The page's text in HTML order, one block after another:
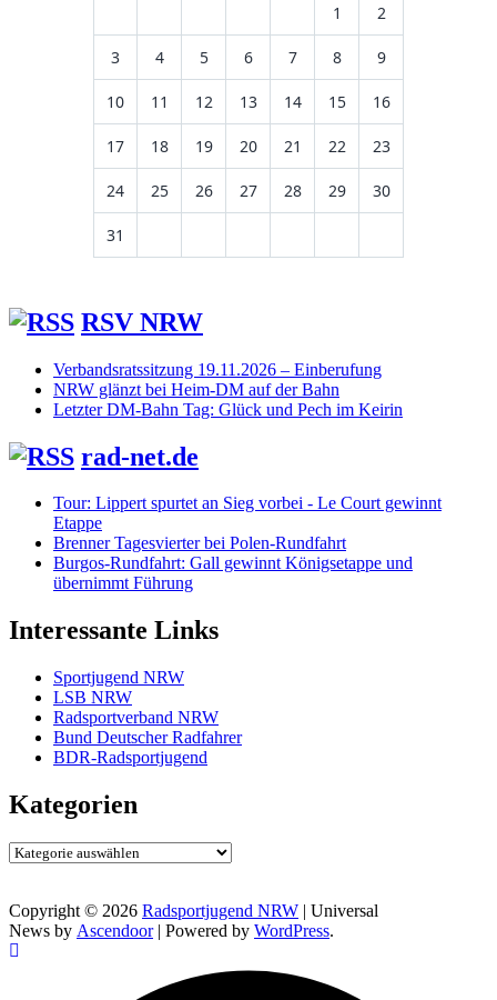
1 2
3 4 5 6 7 8 9
10 11 12 13 14 15 16
17 18 19 20 21 22 23
24 25 26 27 28 29 30
31
RSV NRW
Verbandsratssitzung 19.11.2026 – Einberufung
NRW glänzt bei Heim-DM auf der Bahn
Letzter DM-Bahn Tag: Glück und Pech im Keirin
rad-net.de
Tour: Lippert spurtet an Sieg vorbei - Le Court gewinnt
Etappe
Brenner Tagesvierter bei Polen-Rundfahrt
Burgos-Rundfahrt: Gall gewinnt Königsetappe und
übernimmt Führung
Interessante Links
Sportjugend NRW
LSB NRW
Radsportverband NRW
Bund Deutscher Radfahrer
BDR-Radsportjugend
Kategorien
Kategorien
Copyright © 2026 Radsportjugend NRW | Universal
News by Ascendoor| Powered by WordPress.